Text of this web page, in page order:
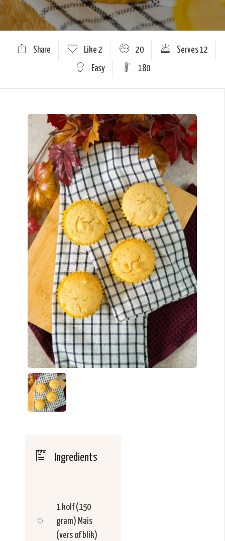
Share Like 2 20 Serves 12
Easy 180
Ingredients
1 kolf (150
gram) Mais
(vers of blik)